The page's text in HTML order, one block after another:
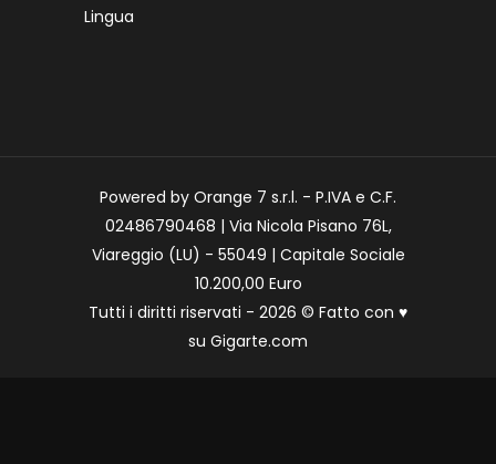
Lingua
Powered by Orange 7 s.r.l. - P.IVA e C.F.
02486790468 | Via Nicola Pisano 76L,
Viareggio (LU) - 55049 | Capitale Sociale
10.200,00 Euro
Tutti i diritti riservati - 2026 © Fatto con ♥
su Gigarte.com